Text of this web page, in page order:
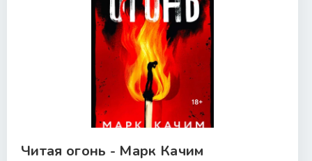
Читая огонь - Марк Качим